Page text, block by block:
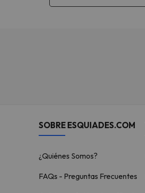
SOBRE ESQUIADES.COM
¿Quiénes Somos?
FAQs - Preguntas Frecuentes